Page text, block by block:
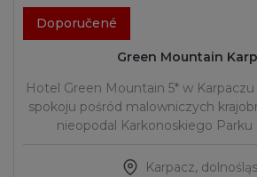
Doporučené
Green Mountain
Hotel Green Mountain 5* w
spokoju pośród malowniczych
nieopodal Karkonoskiego
Karpacz,